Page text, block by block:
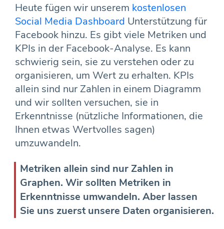
Heute fügen wir unserem kostenlosen
Social Media Dashboard Unterstützung für
Facebook hinzu. Es gibt viele Metriken und
KPIs in der Facebook-Analyse. Es kann
schwierig sein, sie zu verstehen oder zu
organisieren, um Wert zu erhalten. KPIs
allein sind nur Zahlen in einem Diagramm
und wir sollten versuchen, sie in
Erkenntnisse (nützliche Informationen, die
Ihnen etwas Wertvolles sagen)
umzuwandeln.
Metriken allein sind nur Zahlen in
Graphen. Wir sollten Metriken in
Erkenntnisse umwandeln. Aber lassen
Sie uns zuerst unsere Daten organisieren.